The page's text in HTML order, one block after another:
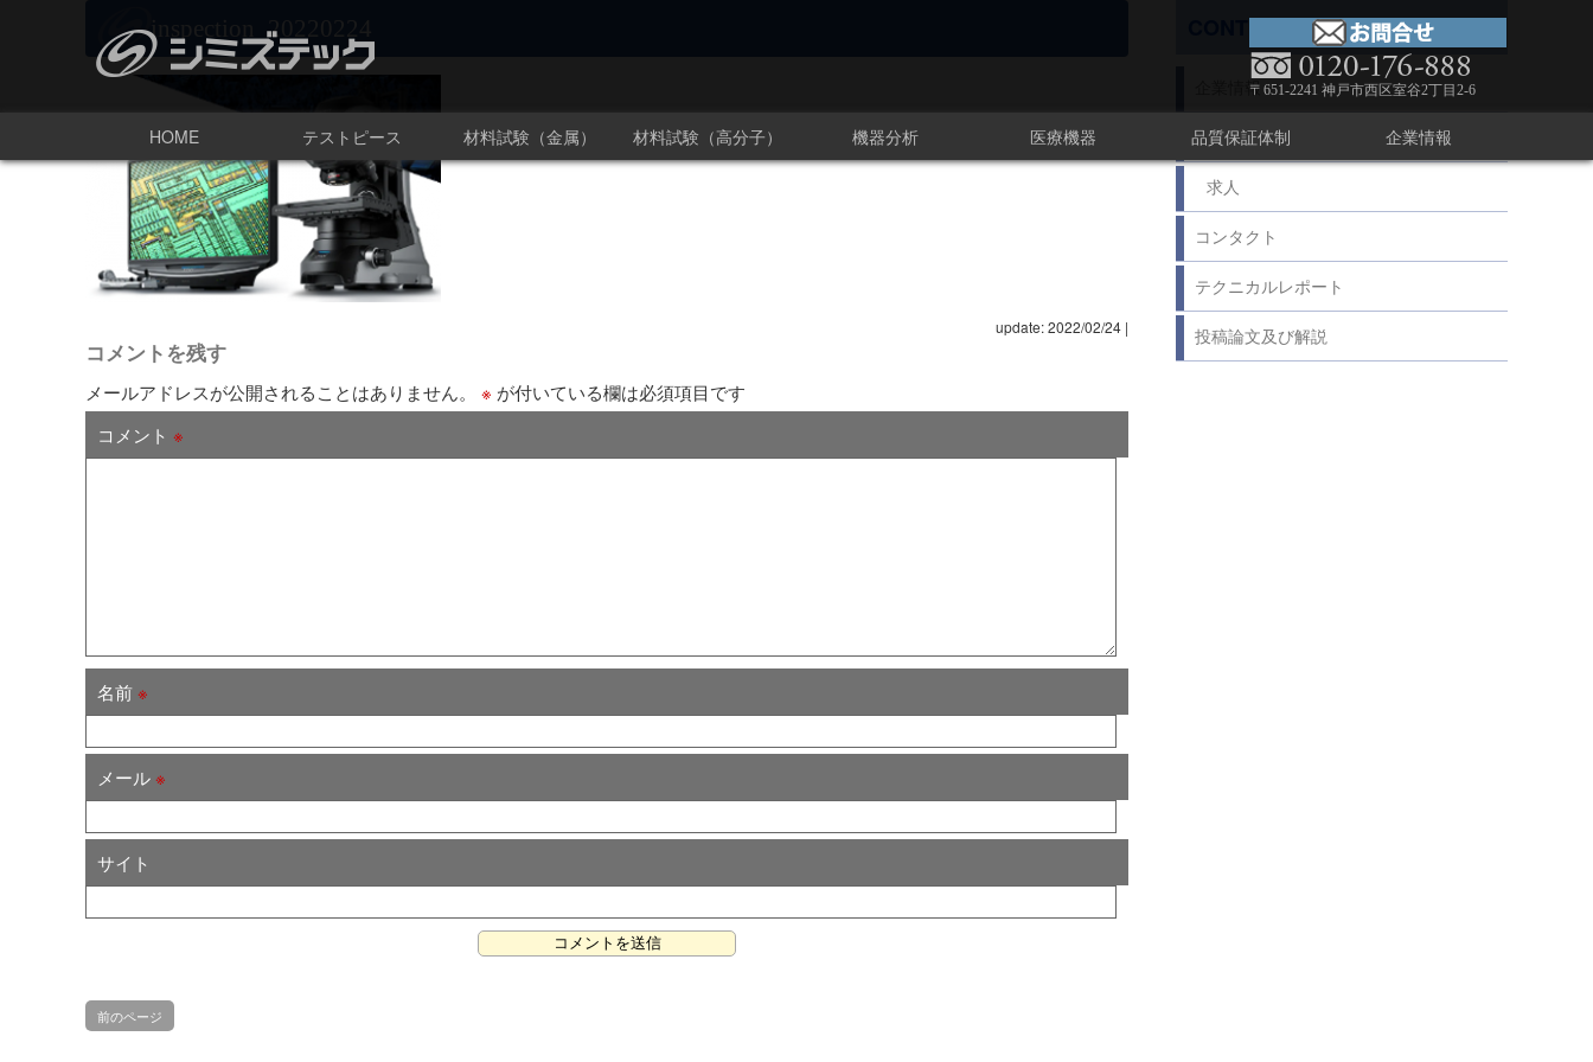
〒651-2241 神戸市西区室谷2丁目2-6
HOME テストピース 材料試験（金属） 材料試験（高分子） 機器分析 医療機器 品質保証体制 企業情報
inspection_20220224
update: 2022/02/24 |
コメントを残す
メールアドレスが公開されることはありません。 ※ が付いている欄は必須項目です
コメント ※
名前※
メール※
サイト
前のページ
CONTENTS
企業情報
足あと
求人
コンタクト
テクニカルレポート
投稿論文及び解説